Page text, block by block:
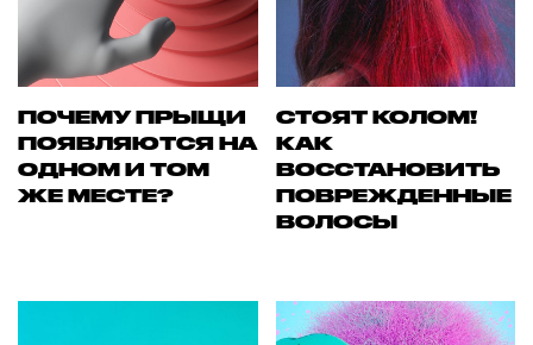
ПОЧЕМУ ПРЫЩИ
ПОЯВЛЯЮТСЯ НА
ОДНОМ И ТОМ
ЖЕ МЕСТЕ?
СТОЯТ КОЛОМ!
КАК
ВОССТАНОВИТЬ
ПОВРЕЖДЕННЫЕ
ВОЛОСЫ